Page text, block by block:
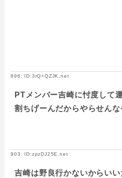
896: ID:3rQ+QZJK.net
PTメンバー吉崎に忖度して
割ちげーんだからやらせんな
903: ID:zpzDJ25E.net
吉崎は野良行かないからいい